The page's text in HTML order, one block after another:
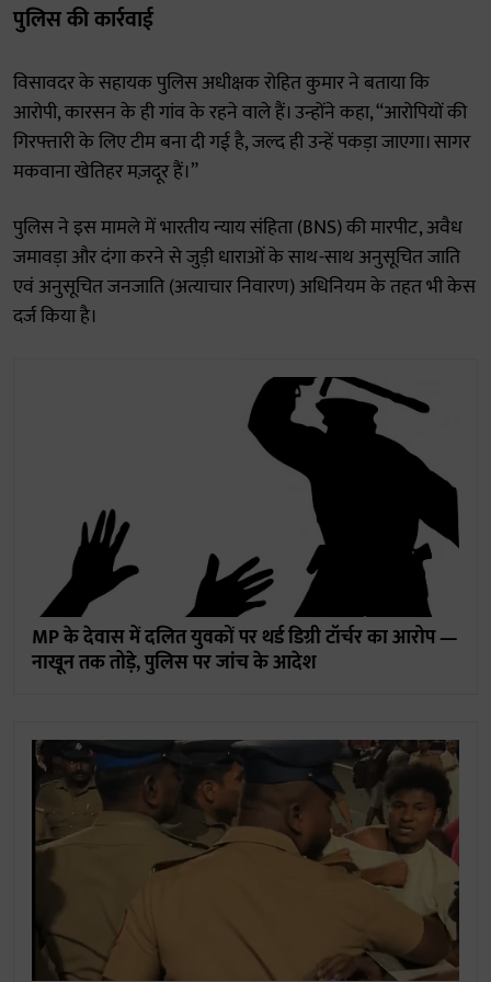
पुलिस की कार्रवाई
विसावदर के सहायक पुलिस अधीक्षक रोहित कुमार ने बताया कि
आरोपी, कारसन के ही गांव के रहने वाले हैं। उन्होंने कहा, “आरोपियों की
गिरफ्तारी के लिए टीम बना दी गई है, जल्द ही उन्हें पकड़ा जाएगा। सागर
मकवाना खेतिहर मज़दूर हैं।”
पुलिस ने इस मामले में भारतीय न्याय संहिता (BNS) की मारपीट, अवैध
जमावड़ा और दंगा करने से जुड़ी धाराओं के साथ-साथ अनुसूचित जाति
एवं अनुसूचित जनजाति (अत्याचार निवारण) अधिनियम के तहत भी केस
दर्ज किया है।
MP के देवास में दलित युवकों पर थर्ड डिग्री टॉर्चर का आरोप —
नाखून तक तोड़े, पुलिस पर जांच के आदेश